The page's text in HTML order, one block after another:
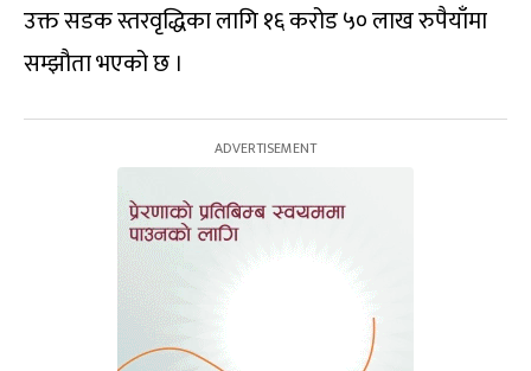
उक्त सडक स्तरवृद्धिका लागि १६ करोड ५० लाख रुपैयाँमा
सम्झौता भएको छ ।